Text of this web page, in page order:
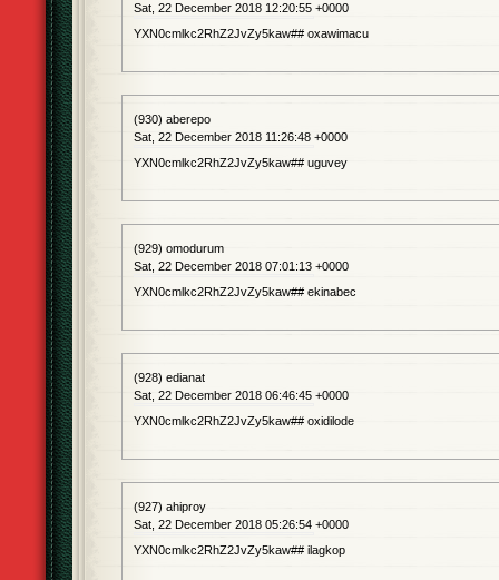
Sat, 22 December 2018 12:20:55 +0000
YXN0cmlkc2RhZ2JvZy5kaw## oxawimacu
(930) aberepo
Sat, 22 December 2018 11:26:48 +0000
YXN0cmlkc2RhZ2JvZy5kaw## uguvey
(929) omodurum
Sat, 22 December 2018 07:01:13 +0000
YXN0cmlkc2RhZ2JvZy5kaw## ekinabec
(928) edianat
Sat, 22 December 2018 06:46:45 +0000
YXN0cmlkc2RhZ2JvZy5kaw## oxidilode
(927) ahiproy
Sat, 22 December 2018 05:26:54 +0000
YXN0cmlkc2RhZ2JvZy5kaw## ilagkop